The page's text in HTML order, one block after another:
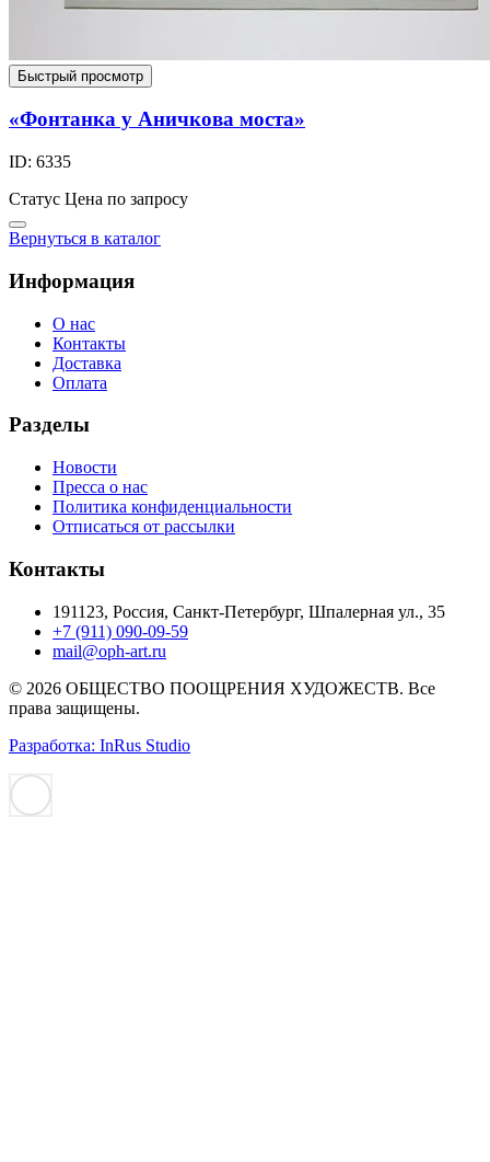
Быстрый просмотр
«Фонтанка у Аничкова моста»
ID: 6335
Статус Цена по запросу
Вернуться в каталог
Информация
О нас
Контакты
Доставка
Оплата
Разделы
Новости
Пресса о нас
Политика конфиденциальности
Отписаться от рассылки
Контакты
191123, Россия, Санкт-Петербург, Шпалерная ул., 35
+7 (911) 090-09-59
mail@oph-art.ru
© 2026 ОБЩЕСТВО ПООЩРЕНИЯ ХУДОЖЕСТВ. Все
права защищены.
Разработка: InRus Studio